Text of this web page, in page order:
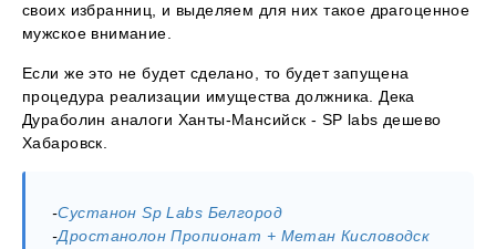
своих избранниц, и выделяем для них такое драгоценное
мужское внимание.
Если же это не будет сделано, то будет запущена
процедура реализации имущества должника. Дека
Дураболин аналоги Ханты-Мансийск - SP labs дешево
Хабаровск.
-Сустанон Sp Labs Белгород
-Дростанолон Пропионат + Метан Кисловодск